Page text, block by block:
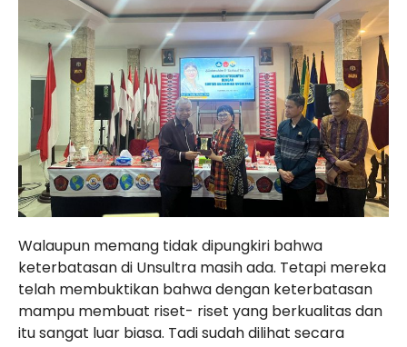
Walaupun memang tidak dipungkiri bahwa
keterbatasan di Unsultra masih ada. Tetapi mereka
telah membuktikan bahwa dengan keterbatasan
mampu membuat riset- riset yang berkualitas dan
itu sangat luar biasa. Tadi sudah dilihat secara